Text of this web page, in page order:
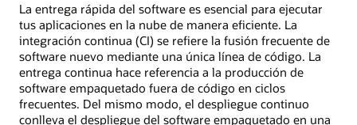
La entrega rápida del software es esencial para ejecutar
tus aplicaciones en la nube de manera eficiente. La
integración continua (CI) se refiere la fusión frecuente de
software nuevo mediante una única línea de código. La
entrega continua hace referencia a la producción de
software empaquetado fuera de código en ciclos
frecuentes. Del mismo modo, el despliegue continuo
conlleva el despliegue del software empaquetado en una